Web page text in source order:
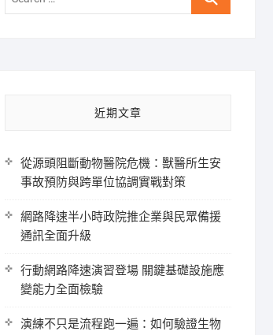
近期文章
從源頭阻斷動物醫院危機：獸醫所生安
事故預防與跨單位協調實戰對策
網路降速半小時政院推企業與民眾備援
通訊全面升級
行動網路降速演習登場 關鍵基礎設施應
變能力全面檢驗
演練不只是流程跑一遍：如何驗證生物